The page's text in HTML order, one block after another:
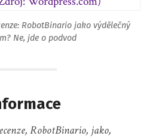
RobotBinario jako výdělečný
Ne, jde o podvod
RobotBinario, jako,